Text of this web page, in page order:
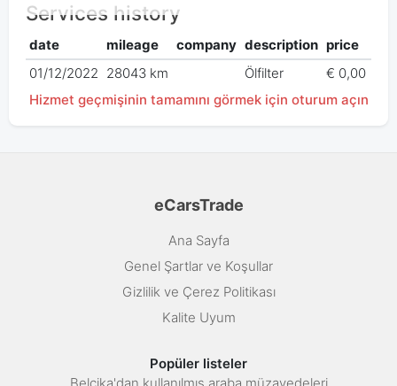
Services history
date mileage company description price
01/12/2022 28043 km Ölfilter
€ 0,00
Hizmet geçmişinin tamamını görmek için oturum açın
eCarsTrade
Ana Sayfa
Genel Şartlar ve Koşullar
Gizlilik ve Çerez Politikası
Kalite Uyum
Popüler listeler